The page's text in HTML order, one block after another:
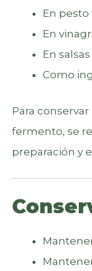
En pesto
En
En
Como
Para
fermento, se
preparación y